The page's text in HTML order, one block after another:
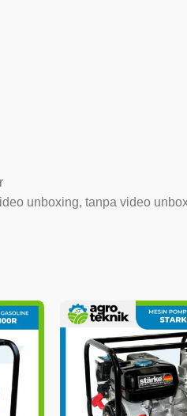
unboxing, tanpa video